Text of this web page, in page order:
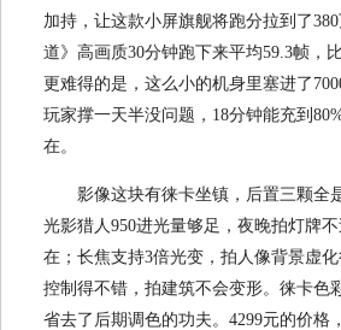
加持，让这款小屏旗舰将跑分拉到了
道》高画质30分钟跑下来平均59.3帧，
更难得的是，这么小的机身里塞进了
玩家撑一天半没问题，18分钟能充到
在。
影像这块有徕卡坐镇，后置三颗全
光影猎人950进光量够足，夜晚拍灯牌
在；长焦支持3倍光变，拍人像背景虚
控制得不错，拍建筑不会变形。徕卡色
省去了后期调色的功夫。4299元的价格